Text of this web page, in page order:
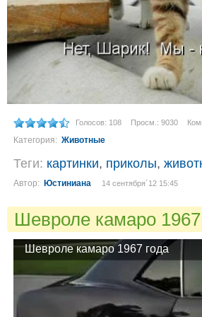
Голосов: 108 Просм.: 9030
Категория: Животные
Теги: картинки, приколы,
Автор: Юстиниана 14 сентября´12 15:45
Шевроле камаро 1967
Шевроле камаро 1967 года